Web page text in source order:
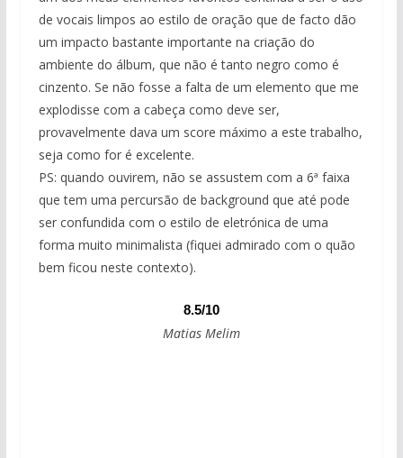
de vocais limpos ao estilo de oração que de facto dão
um impacto bastante importante na criação do
ambiente do álbum, que não é tanto negro como é
cinzento. Se não fosse a falta de um elemento que me
explodisse com a cabeça como deve ser,
provavelmente dava um score máximo a este trabalho,
seja como for é excelente.
PS: quando ouvirem, não se assustem com a 6ª faixa
que tem uma percursão de background que até pode
ser confundida com o estilo de eletrónica de uma
forma muito minimalista (fiquei admirado com o quão
bem ficou neste contexto).
8.5/10
Matias Melim